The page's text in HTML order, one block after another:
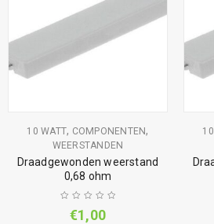
10 WATT, COMPONENTEN,
WEERSTANDEN
Draadgewonden weerstand
0,68 ohm
€1,00